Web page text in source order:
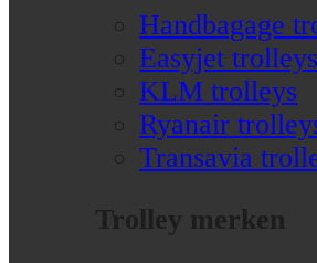
Handbagage
Easyjet trolleys
KLM trolleys
Ryanair
Transavia
Trolley merken